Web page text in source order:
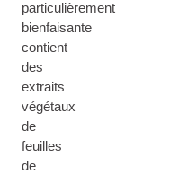
particulièrement
bienfaisante
contient
des
extraits
végétaux
de
feuilles
de